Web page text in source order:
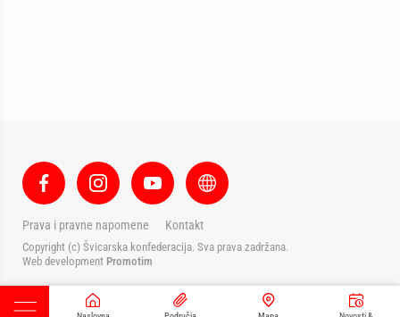
Prava i pravne napomene Kontakt
Copyright (c) Švicarska konfederacija. Sva prava zadržana.
Web development Promotim